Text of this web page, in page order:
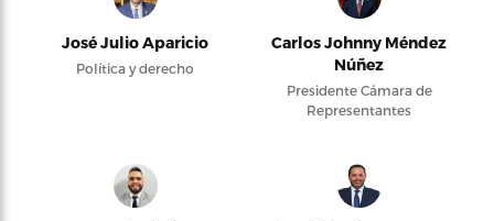
José Julio Aparicio
Política y derecho
Carlos Johnny Méndez
Núñez
Presidente Cámara de
Representantes